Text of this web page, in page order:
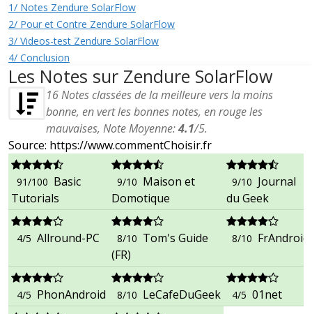
1/ Notes Zendure SolarFlow
2/ Pour et Contre Zendure SolarFlow
3/ Videos-test Zendure SolarFlow
4/ Conclusion
Les Notes sur Zendure SolarFlow
16Notes classées de la meilleure vers la moins
bonne, en vert les bonnes notes, en rouge les
mauvaises, Note Moyenne:4.1/5.
Source: https://www.commentChoisir.fr
91/100 Basic
Tutorials
9/10 Maison et
Domotique
9/10 Journal
du Geek
4/5 Allround-PC 8/10 Tom's Guide
(FR)
8/10 FrAndroid
4/5 PhonAndroid 8/10 LeCafeDuGeek 4/5 01net